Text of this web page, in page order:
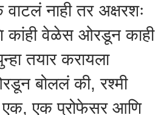
नाही तर अक्षरशः
कांही वेळेस ओरडून काही
तयार करायला
बोललं की, रश्मी
एक, एक प्रोफेसर आणि